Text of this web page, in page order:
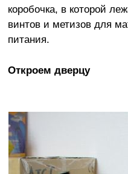
коробочка, в которой
винтов и метизов для
питания.
Откроем дверцу